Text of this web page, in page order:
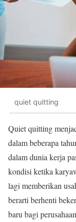
quiet quitting
Quiet quitting
dalam beberapa
dalam dunia kerja
kondisi ketika
lagi memberikan
berarti berhenti
baru bagi